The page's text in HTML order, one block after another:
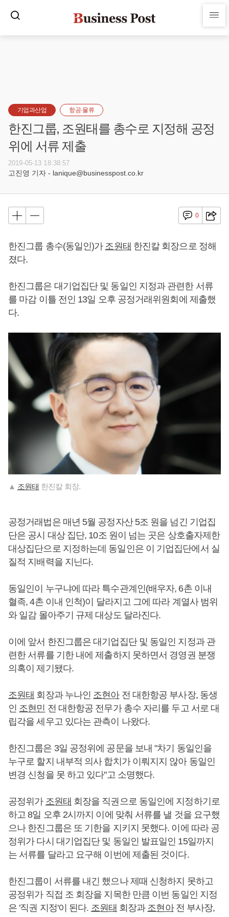
기업과산업 항공·물류
한진그룹, 조원태를 총수로 지정해 공정
위에 서류 제출
2019-05-13 18:38:57
고진영 기자 - lanique@businesspost.co.kr
0
한진그룹 총수(동일인)가 조원태 한진칼 회장으로 정해
졌다.
한진그룹은 대기업집단 및 동일인 지정과 관련한 서류
를 마감 이틀 전인 13일 오후 공정거래위원회에 제출했
다.
▲ 조원태 한진칼 회장.
공정거래법은 매년 5월 공정자산 5조 원을 넘긴 기업집
단은 공시 대상 집단, 10조 원이 넘는 곳은 상호출자제한
대상집단으로 지정하는데 동일인은 이 기업집단에서 실
질적 지배력을 지닌다.
동일인이 누구냐에 따라 특수관계인(배우자, 6촌 이내
혈족, 4촌 이내 인척)이 달라지고 그에 따라 계열사 범위
와 일감 몰아주기 규제 대상도 달라진다.
이에 앞서 한진그룹은 대기업집단 및 동일인 지정과 관
련한 서류를 기한 내에 제출하지 못하면서 경영권 분쟁
의혹이 제기됐다.
조원태 회장과 누나인 조현아전 대한항공 부사장, 동생
인 조현민 전 대한항공 전무가 총수 자리를 두고 서로 대
립각을 세우고 있다는 관측이 나왔다.
한진그룹은 3일 공정위에 공문을 보내 "차기 동일인을
누구로 할지 내부적 의사 합치가 이뤄지지 않아 동일인
변경 신청을 못 하고 있다"고 소명했다.
공정위가 조원태 회장을 직권으로 동일인에 지정하기로
하고 8일 오후 2시까지 이에 맞춰 서류를 낼 것을 요구했
으나 한진그룹은 또 기한을 지키지 못했다. 이에 따라 공
정위가 다시 대기업집단 및 동일인 발표일인 15일까지
는 서류를 달라고 요구해 이번에 제출된 것이다.
한진그룹이 서류를 내긴 했으나 제때 신청하지 못하고
공정위가 직접 조 회장을 지목한 만큼 이번 동일인 지정
은 '직권 지정'이 된다. 조원태 회장과 조현아전 부사장,